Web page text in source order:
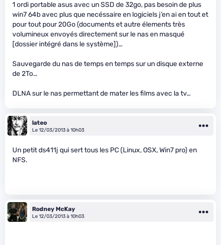
1 ordi portable asus avec un SSD de 32go, pas besoin de plus
win7 64b avec plus que necéssaire en logiciels j’en ai en tout et
pour tout pour 20Go (documents et autre élements très
volumineux envoyés directement sur le nas en masqué
[dossier intégré dans le système])…
Sauvegarde du nas de temps en temps sur un disque externe
de 2To…
DLNA sur le nas permettant de mater les films avec la tv…
lateo
Le 12/03/2013 à 10h03
Un petit ds411j qui sert tous les PC (Linux, OSX, Win7 pro) en
NFS.
Rodney McKay
Le 12/03/2013 à 10h03